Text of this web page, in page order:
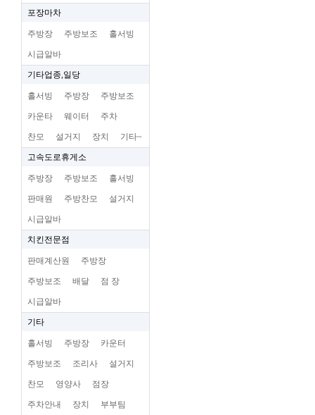
포장마차
주방장 주방보조 홀서빙
시급알바
기타업종,일당
홀서빙 주방장 주방보조
카운타 웨이터 주차
찬모 설거지 장치 기타~
고속도로휴게소
주방장 주방보조 홀서빙
판매원 주방찬모 설거지
시급알바
치킨전문점
판매계산원 주방장
주방보조 배달 점 장
시급알바
기타
홀서빙 주방장 카운터
주방보조 조리사 설거지
찬모 영양사 점장
주차안내 장치 부부팀